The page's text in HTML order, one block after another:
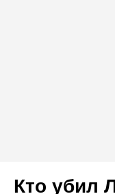
Кто убил